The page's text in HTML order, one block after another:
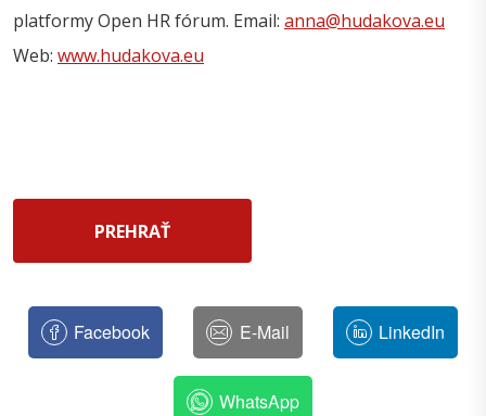
platformy Open HR fórum. Email: anna@hudakova.eu
Web: www.hudakova.eu
PREHRAŤ
Facebook E-Mail LinkedIn
WhatsApp